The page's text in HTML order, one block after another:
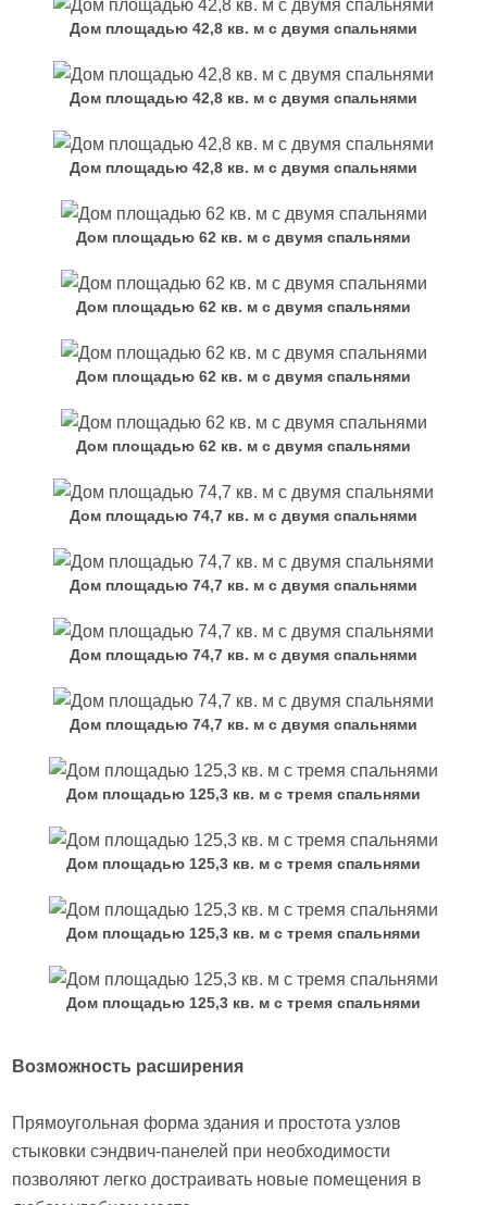
Дом площадью 42,8 кв. м с двумя спальнями
Дом площадью 42,8 кв. м с двумя спальнями
Дом площадью 42,8 кв. м с двумя спальнями
Дом площадью 62 кв. м с двумя спальнями
Дом площадью 62 кв. м с двумя спальнями
Дом площадью 62 кв. м с двумя спальнями
Дом площадью 62 кв. м с двумя спальнями
Дом площадью 74,7 кв. м с двумя спальнями
Дом площадью 74,7 кв. м с двумя спальнями
Дом площадью 74,7 кв. м с двумя спальнями
Дом площадью 74,7 кв. м с двумя спальнями
Дом площадью 125,3 кв. м с тремя спальнями
Дом площадью 125,3 кв. м с тремя спальнями
Дом площадью 125,3 кв. м с тремя спальнями
Дом площадью 125,3 кв. м с тремя спальнями
Возможность расширения
Прямоугольная форма здания и простота узлов
стыковки сэндвич-панелей при необходимости
позволяют легко достраивать новые помещения в